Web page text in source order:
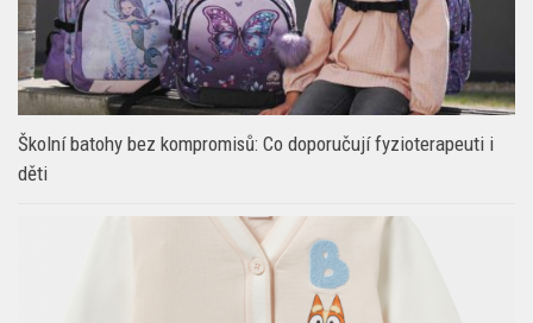
Školní batohy bez kompromisů: Co doporučují fyzioterapeuti i
děti